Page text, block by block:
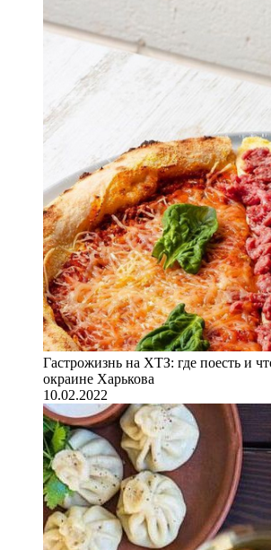
Гастрожизнь на ХТЗ: где поесть и
окраине Харькова
10.02.2022